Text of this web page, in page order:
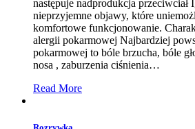
następuje nadprodukcja przeciwciał
nieprzyjemne objawy, które
komfortowe funkcjonowanie.
alergii pokarmowej Najbardziej
pokarmowej to bóle brzucha, bóle
nosa , zaburzenia ciśnienia…
Read More